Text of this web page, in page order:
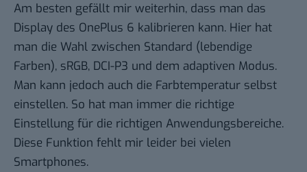
Am besten gefällt mir weiterhin, dass man das
Display des OnePlus 6 kalibrieren kann. Hier hat
man die Wahl zwischen Standard (lebendige
Farben), sRGB, DCI-P3 und dem adaptiven Modus.
Man kann jedoch auch die Farbtemperatur selbst
einstellen. So hat man immer die richtige
Einstellung für die richtigen Anwendungsbereiche.
Diese Funktion fehlt mir leider bei vielen
Smartphones.